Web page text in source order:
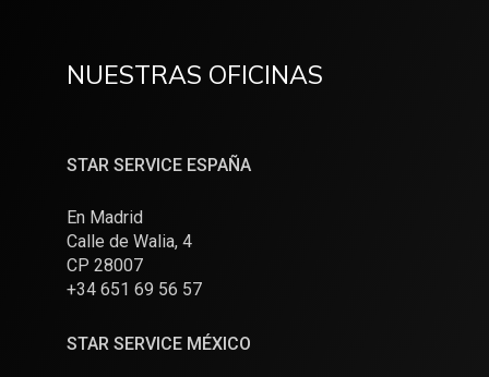
NUESTRAS OFICINAS
STAR SERVICE ESPAÑA
En Madrid
Calle de Walia, 4
CP 28007
+34 651 69 56 57
STAR SERVICE MÉXICO